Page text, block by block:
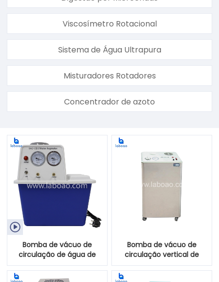
Viscosímetro Rotacional
Sistema de Água Ultrapura
Misturadores Rotadores
Concentrador de azoto

Bomba de vácuo de
circulação de água de
bancada
Bomba de vácuo de
circulação vertical de
água